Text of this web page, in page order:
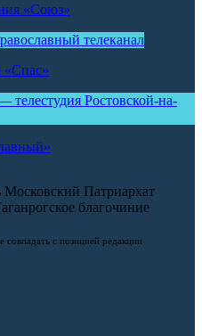
«Союз»
«Спас»
Московский Патриархат
благочиние
с позицией редакции